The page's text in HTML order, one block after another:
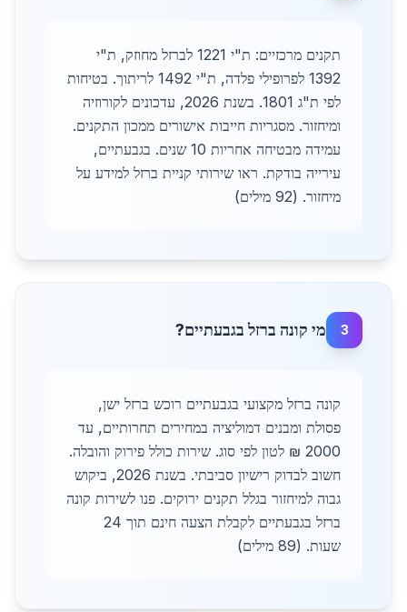
תקנים מרכזיים: ת"י 1221 לברזל מחוזק, ת"י
1392 לפרופילי פלדה, ת"י 1492 לריתוך. בטיחות
לפי ת"ג 1801. בשנת 2026, עדכונים לקורוזיה
ומיחזור. מסגריות חייבות אישורים ממכון התקנים.
עמידה מבטיחה אחריות 10 שנים. בגבעתיים,
עירייה בודקת. ראו שירותי קניית ברזל למידע על
מיחזור. (92 מילים)
3 מי קונה ברזל בגבעתיים?
קונה ברזל מקצועי בגבעתיים רוכש ברזל ישן,
פסולת ומבנים דמוליציה במחירים תחרותיים, עד
2000 ₪ לטון לפי סוג. שירות כולל פירוק והובלה.
חשוב לבדוק רישיון סביבתי. בשנת 2026, ביקוש
גבוה למיחזור בגלל תקנים ירוקים. פנו לשירות קונה
ברזל בגבעתיים לקבלת הצעה חינם תוך 24
שעות. (89 מילים)